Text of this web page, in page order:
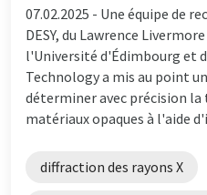
07.02.2025 - Une équipe de
DESY, du Lawrence
l'Université d'Édimbourg et
Technology a mis au point
déterminer avec précision
matériaux opaques à l'aide
diffraction des rayons X